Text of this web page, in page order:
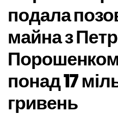
подала
майна з
понад 17
гривень